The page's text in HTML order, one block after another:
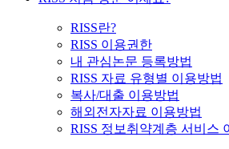
RISS란?
RISS 이용권한
내 관심논문 등록방법
RISS 자료 유형별 이용방법
복사/대출 이용방법
해외전자자료 이용방법
RISS 정보취약계층 서비스